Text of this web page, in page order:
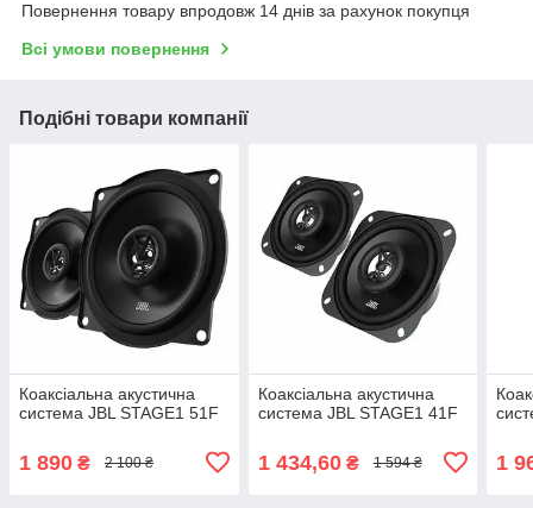
Повернення товару впродовж 14 днів за рахунок покупця
Всі умови повернення
Подібні товари компанії
Коаксіальна акустична
система JBL STAGE1 51F
1 890 ₴ 2 100 ₴
Коаксіальна акустична
система JBL STAGE1 41F
1 434,60₴ 1 594 ₴ 1